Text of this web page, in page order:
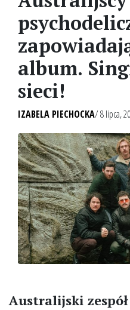
album.
sieci!
IZABELA PIECHOCKA/ 8 lipca,
Australijski